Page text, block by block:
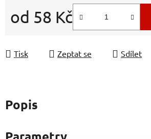
od 58 Kč
Tisk Zeptat se Sdílet
Popis